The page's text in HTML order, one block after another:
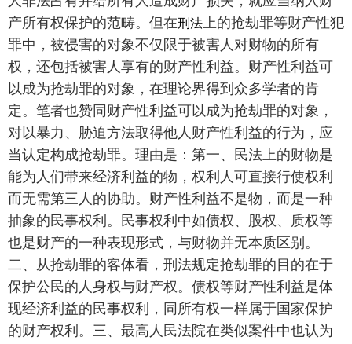
产所有权保护的范畴。但在刑法上的抢劫罪等财产性犯
罪中，被侵害的对象不仅限于被害人对财物的所有
权，还包括被害人享有的财产性利益。财产性利益可
以成为抢劫罪的对象，在理论界得到众多学者的肯
定。笔者也赞同财产性利益可以成为抢劫罪的对象，
对以暴力、胁迫方法取得他人财产性利益的行为，应
当认定构成抢劫罪。理由是：第一、民法上的财物是
能为人们带来经济利益的物，权利人可直接行使权利
而无需第三人的协助。财产性利益不是物，而是一种
抽象的民事权利。民事权利中如债权、股权、质权等
也是财产的一种表现形式，与财物并无本质区别。
二、从抢劫罪的客体看，刑法规定抢劫罪的目的在于
保护公民的人身权与财产权。债权等财产性利益是体
现经济利益的民事权利，同所有权一样属于国家保护
的财产权利。三、最高人民法院在类似案件中也认为